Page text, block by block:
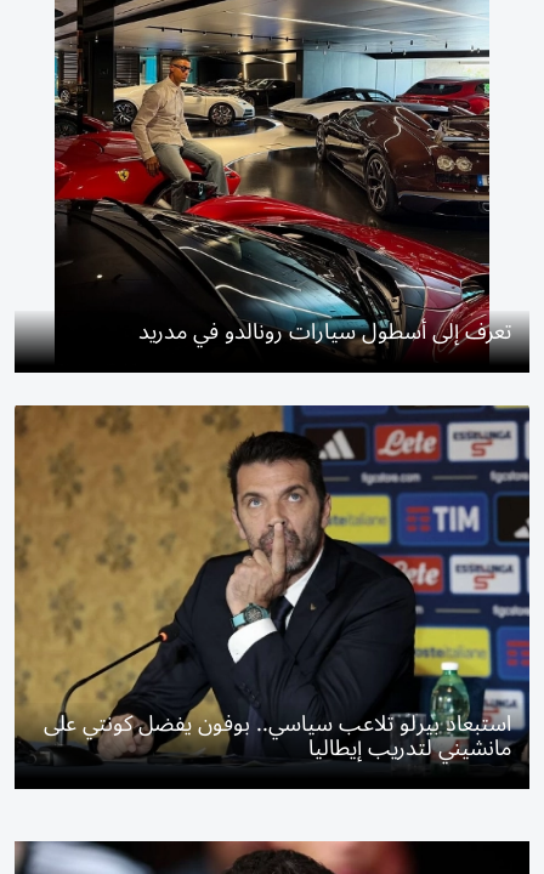
تعرف إلى أسطول سيارات رونالدو في مدريد
استبعاد بيرلو تلاعب سياسي.. بوفون يفضل كونتي على
مانشيني لتدريب إيطاليا